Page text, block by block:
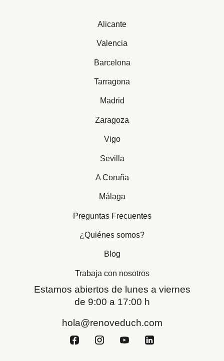
Alicante
Valencia
Barcelona
Tarragona
Madrid
Zaragoza
Vigo
Sevilla
A Coruña
Málaga
Preguntas Frecuentes
¿Quiénes somos?
Blog
Trabaja con nosotros
Estamos abiertos de lunes a viernes
de 9:00 a 17:00 h
hola@renoveduch.com